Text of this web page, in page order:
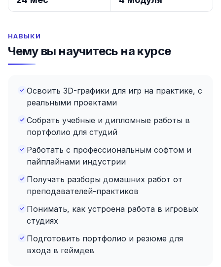
НАВЫКИ
Чему вы научитесь на курсе
Освоить 3D-графики для игр на практике, с
реальными проектами
Собрать учебные и дипломные работы в
портфолио для студий
Работать с профессиональным софтом и
пайплайнами индустрии
Получать разборы домашних работ от
преподавателей-практиков
Понимать, как устроена работа в игровых
студиях
Подготовить портфолио и резюме для
входа в геймдев